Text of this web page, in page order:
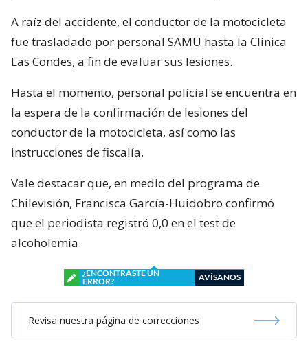
A raíz del accidente, el conductor de la motocicleta
fue trasladado por personal SAMU hasta la Clínica
Las Condes, a fin de evaluar sus lesiones.
Hasta el momento, personal policial se encuentra en
la espera de la confirmación de lesiones del
conductor de la motocicleta, así como las
instrucciones de fiscalía.
Vale destacar que, en medio del programa de
Chilevisión, Francisca García-Huidobro confirmó
que el periodista registró 0,0 en el test de
alcoholemia.
¿ENCONTRASTE UN
ERROR?
AVÍSANOS
Revisa nuestra página de correcciones